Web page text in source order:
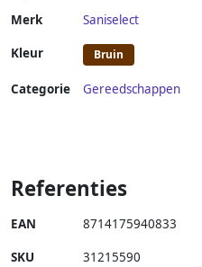
Merk Saniselect
Kleur Bruin
Categorie Gereedschappen
Referenties
EAN 8714175940833
SKU 31215590